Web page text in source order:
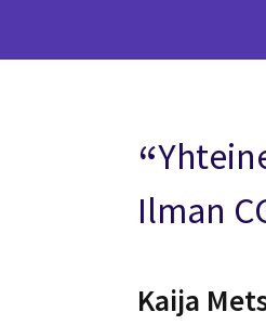
Ilman
Kaija